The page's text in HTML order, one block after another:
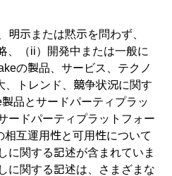
明示または黙示を問わず、
、（ii）開発中または一般に
の製品、サービス、テクノ
、トレンド、競争状況に関す
品とサードパーティプラッ
ードパーティプラットフォー
相互運用性と可用性について
に関する記述が含まれていま
に関する記述は、さまざまな